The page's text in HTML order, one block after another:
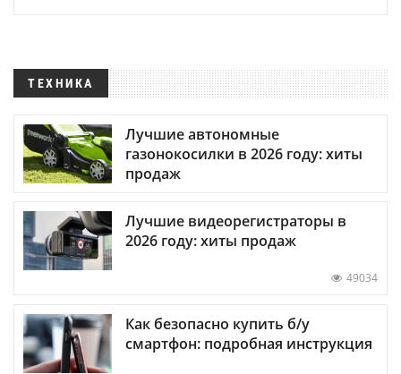
ТЕХНИКА
Лучшие автономные
газонокосилки в 2026 году: хиты
продаж
Лучшие видеорегистраторы в
2026 году: хиты продаж
49034
Как безопасно купить б/у
смартфон: подробная инструкция